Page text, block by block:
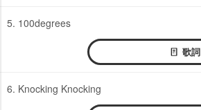
5. 100degrees
歌詞
6. Knocking Knocking